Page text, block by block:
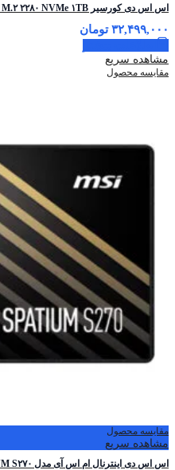
اس اس دی کورسیر MP۶۰۰ PRO M.۲ ۲۲۸۰ NVMe ۱TB
۳۲,۴۹۹,۰۰۰ تومان
مشاهده سریع
مقایسه محصول
مقایسه محصول
مشاهده سریع
اس اس دی اینترنال ام اس آی مدل SPATIUM S۲۷۰ ظرفیت ۲۴۰ گیگابایت